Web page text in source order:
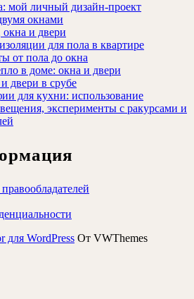
мой личный дизайн-проект
окнами
окна и двери
для пола в квартире
от пола до окна
в доме: окна и двери
двери в срубе
для кухни: использование
эксперименты с ракурсами и
для WordPress От VWThemes